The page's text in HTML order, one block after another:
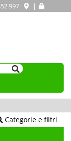
|
Categorie e filtri